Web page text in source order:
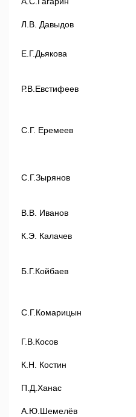
Л.В. Давыдов
Е.Г.Дьякова
Р.В.Евстифеев
С.Г. Еремеев
С.Г.Зырянов
В.В. Иванов
К.Э. Калачев
Б.Г.Койбаев
С.Г.Комарицын
Г.В.Косов
К.Н. Костин
П.Д.Ханас
А.Ю.Шемелёв